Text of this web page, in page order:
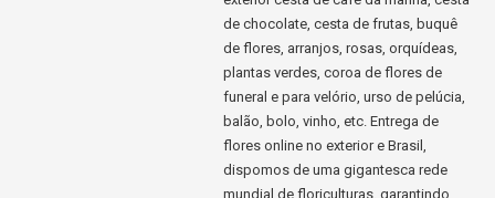
de chocolate, cesta de frutas, buquê
de flores, arranjos, rosas, orquídeas,
plantas verdes, coroa de flores de
funeral e para velório, urso de pelúcia,
balão, bolo, vinho, etc. Entrega de
flores online no exterior e Brasil,
dispomos de uma gigantesca rede
mundial de floriculturas, garantindo